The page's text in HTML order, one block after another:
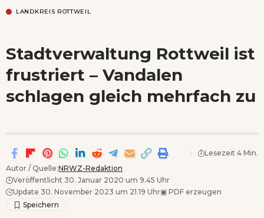
LANDKREIS ROTTWEIL
Stadtverwaltung Rottweil ist
frustriert – Vandalen
schlagen gleich mehrfach zu
Autor / Quelle:NRWZ-Redaktion
Veröffentlicht 30. Januar 2020 um 9.45 Uhr
Update 30. November 2023 um 21.19 Uhr▣ PDF erzeugen
Lesezeit 4 Min.